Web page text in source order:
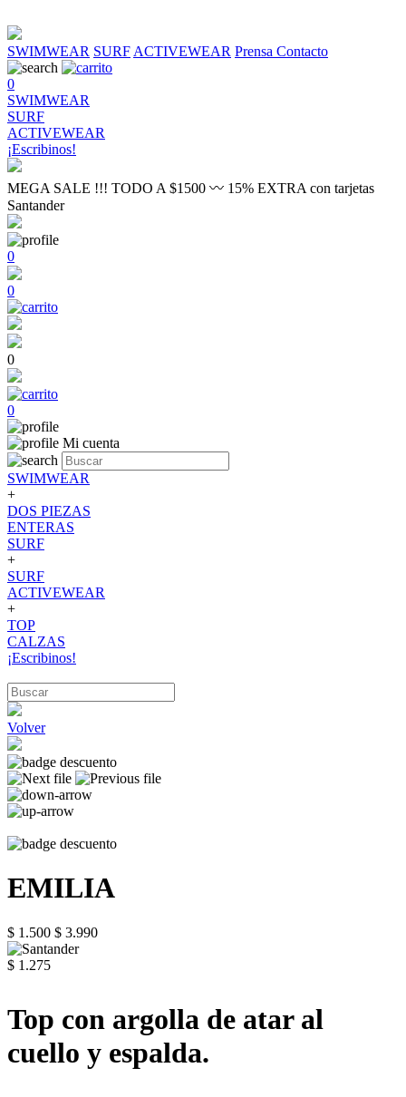
SWIMWEAR SURF ACTIVEWEAR Prensa Contacto
0
SWIMWEAR
SURF
ACTIVEWEAR
¡Escribinos!
MEGA SALE !!! TODO A $1500 〰 15% EXTRA con tarjetas
Santander
0
0
0
0
Mi cuenta
SWIMWEAR
+
DOS PIEZAS
ENTERAS
SURF
+
SURF
ACTIVEWEAR
+
TOP
CALZAS
¡Escribinos!
Volver
EMILIA
$ 1.500 $ 3.990
$ 1.275
Top con argolla de atar al
cuello y espalda.